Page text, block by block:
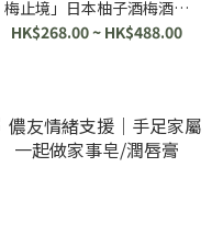
梅止境」日本柚子酒梅酒｜
劉仁顯設計酒標
HK$268.00 ~ HK$488.00